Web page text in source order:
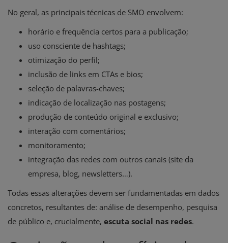
No geral, as principais técnicas de SMO envolvem:
horário e frequência certos para a publicação;
uso consciente de hashtags;
otimização do perfil;
inclusão de links em CTAs e bios;
seleção de palavras-chaves;
indicação de localização nas postagens;
produção de conteúdo original e exclusivo;
interação com comentários;
monitoramento;
integração das redes com outros canais (site da
empresa, blog, newsletters…).
Todas essas alterações devem ser fundamentadas em dados
concretos, resultantes de: análise de desempenho, pesquisa
de público e, crucialmente, escuta social nas redes.